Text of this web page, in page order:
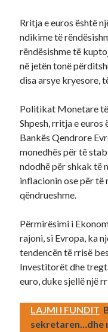
Rritja e euros është
ndikime të
rëndësishme të
në jetën tonë
disa arsye kryesore,
Politikat Monetare
Shpesh, rritja e
Bankës Qendrore
monedhës për të
ndodhë për shkak të
inflacionin ose për
qëndrueshme.
Përmirësimi i
rajoni, si Evropa, ka
tendencën të rrisë
Investitorët dhe
euro, duke sjellë një
LAJMI I FUNDIT
sekretaren…dhe